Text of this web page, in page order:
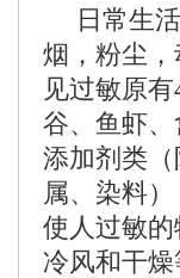
日常生
烟，粉尘
见过敏原
谷、鱼虾
添加剂类
属、染料
使人过敏
冷风和干